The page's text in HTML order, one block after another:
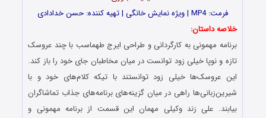
فرمت: MP4 | ویژه نمایش خانگی | تهیه کننده: حسن خدادادی
خلاصه داستان:
برنامه مهمونی به کارگردانی و طراحی ایرج طهماسب با چند عروسک
تازه و نوپا خیلی زود توانست در میان مخاطبان جای خود را باز کند.
این عروسک‌ها خیلی زود توانستند با تیکه کلام‌های خود و با
شیرین‌زبانی‌ها راهی در میان گزینه‌های برنامه‌های جذاب تماشاگران
بیابند. علی زند وکیلی مهمان این قسمت از برنامه مهمونی و